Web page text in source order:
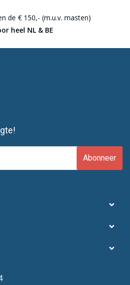
de € 150,- (m.u.v. masten)
heel NL & BE
Abonneer